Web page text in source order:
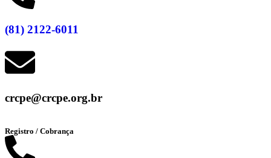
(81) 2122-6011
crcpe@crcpe.org.br
Registro / Cobrança